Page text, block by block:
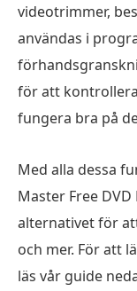
videotrimmer,
användas i
för att
fungera bra på
Med alla dessa
Master Free
alternativet för
och mer. För att
läs vår guide